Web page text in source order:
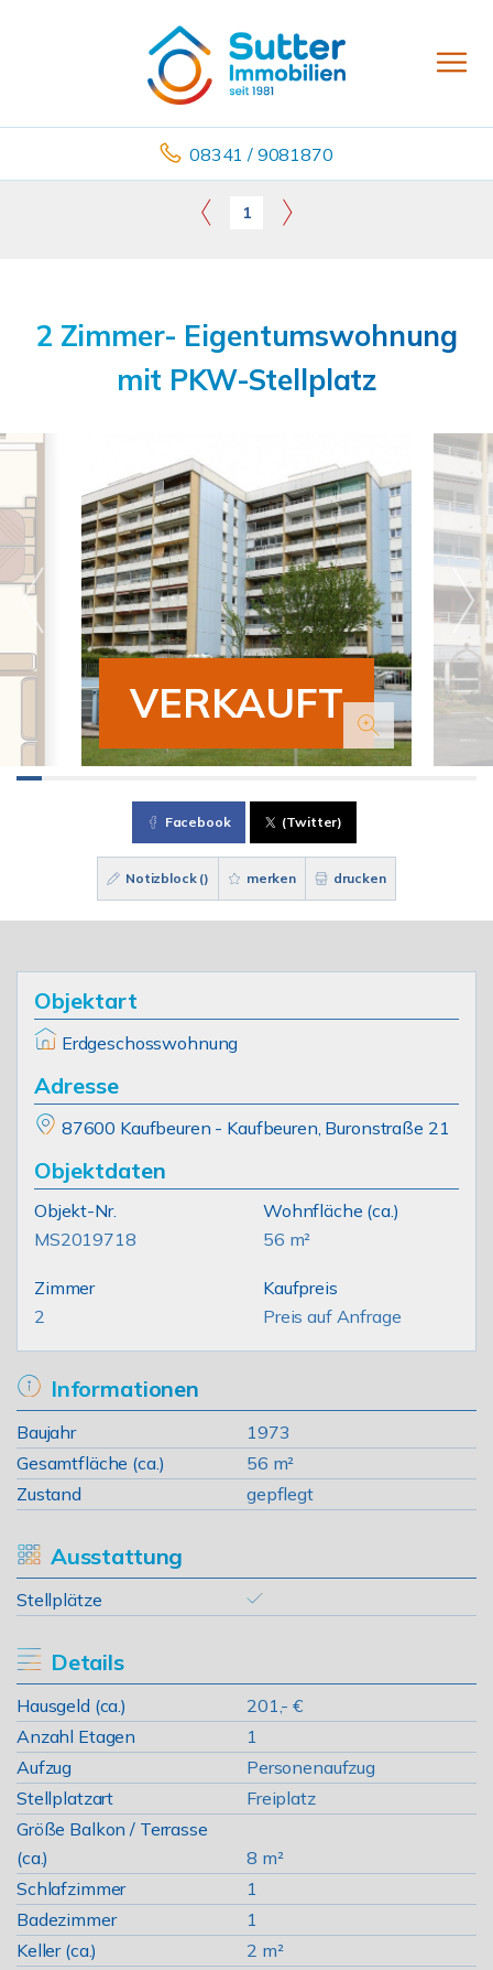
08341 / 9081870
1
2 Zimmer- Eigentumswohnung
mit PKW-Stellplatz
VERKAUFT
Facebook (Twitter)
Notizblock () merken drucken
Objektart
Erdgeschosswohnung
Adresse
87600 Kaufbeuren - Kaufbeuren, Buronstraße 21
Objektdaten
Objekt-Nr.
MS2019718
Wohnfläche (ca.)
56 m²
Zimmer
2
Kaufpreis
Preis auf Anfrage
Informationen
Baujahr
1973
Gesamtfläche (ca.)
56 m²
Zustand
gepflegt
Ausstattung
Stellplätze
Details
Hausgeld (ca.)
201,- €
Anzahl Etagen
1
Aufzug
Personenaufzug
Stellplatzart
Freiplatz
Größe Balkon / Terrasse
(ca.)
8 m²
Schlafzimmer
1
Badezimmer
1
Keller (ca.)
2 m²